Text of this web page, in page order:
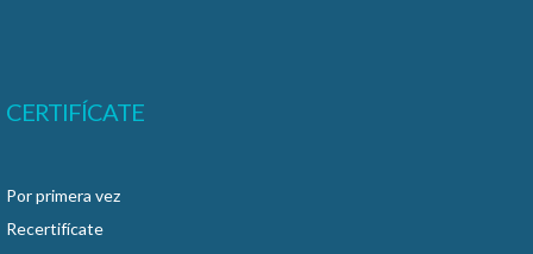
CERTIFÍCATE
Por primera vez
Recertifícate